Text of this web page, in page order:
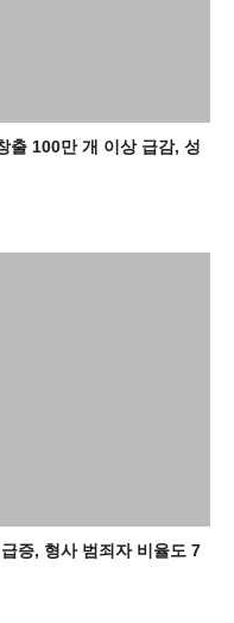
출 100만 개 이상 급감, 성
증, 형사 범죄자 비율도 7